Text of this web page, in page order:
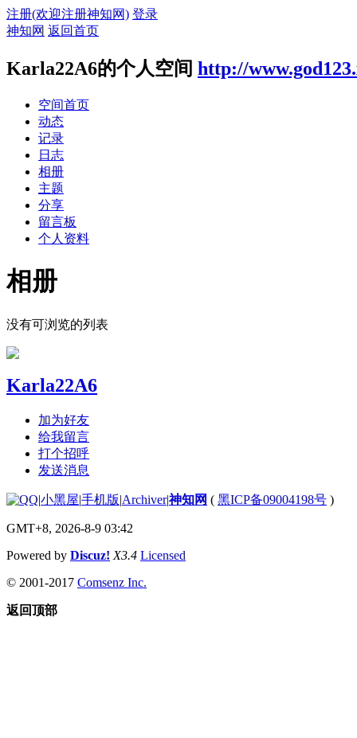
注册(欢迎注册神知网) 登录
神知网 返回首页
Karla22A6的个人空间 http://
空间首页
动态
记录
日志
相册
主题
分享
留言板
个人资料
相册
没有可浏览的列表
Karla22A6
加为好友
给我留言
打个招呼
发送消息
|小黑屋|手机版|Archiver|神知网 ( 黑ICP备09004198号 )
GMT+8, 2026-8-9 03:42
Powered by Discuz! X3.4 Licensed
© 2001-2017 Comsenz Inc.
返回顶部